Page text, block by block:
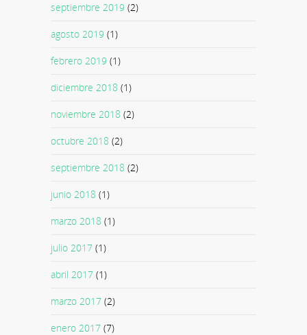
septiembre 2019 (2)
agosto 2019 (1)
febrero 2019 (1)
diciembre 2018 (1)
noviembre 2018 (2)
octubre 2018 (2)
septiembre 2018 (2)
junio 2018 (1)
marzo 2018 (1)
julio 2017 (1)
abril 2017 (1)
marzo 2017 (2)
enero 2017 (7)